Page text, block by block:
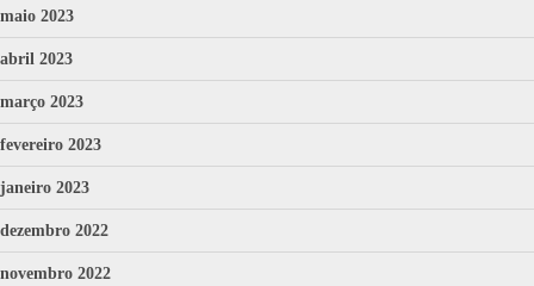
maio 2023
abril 2023
março 2023
fevereiro 2023
janeiro 2023
dezembro 2022
novembro 2022